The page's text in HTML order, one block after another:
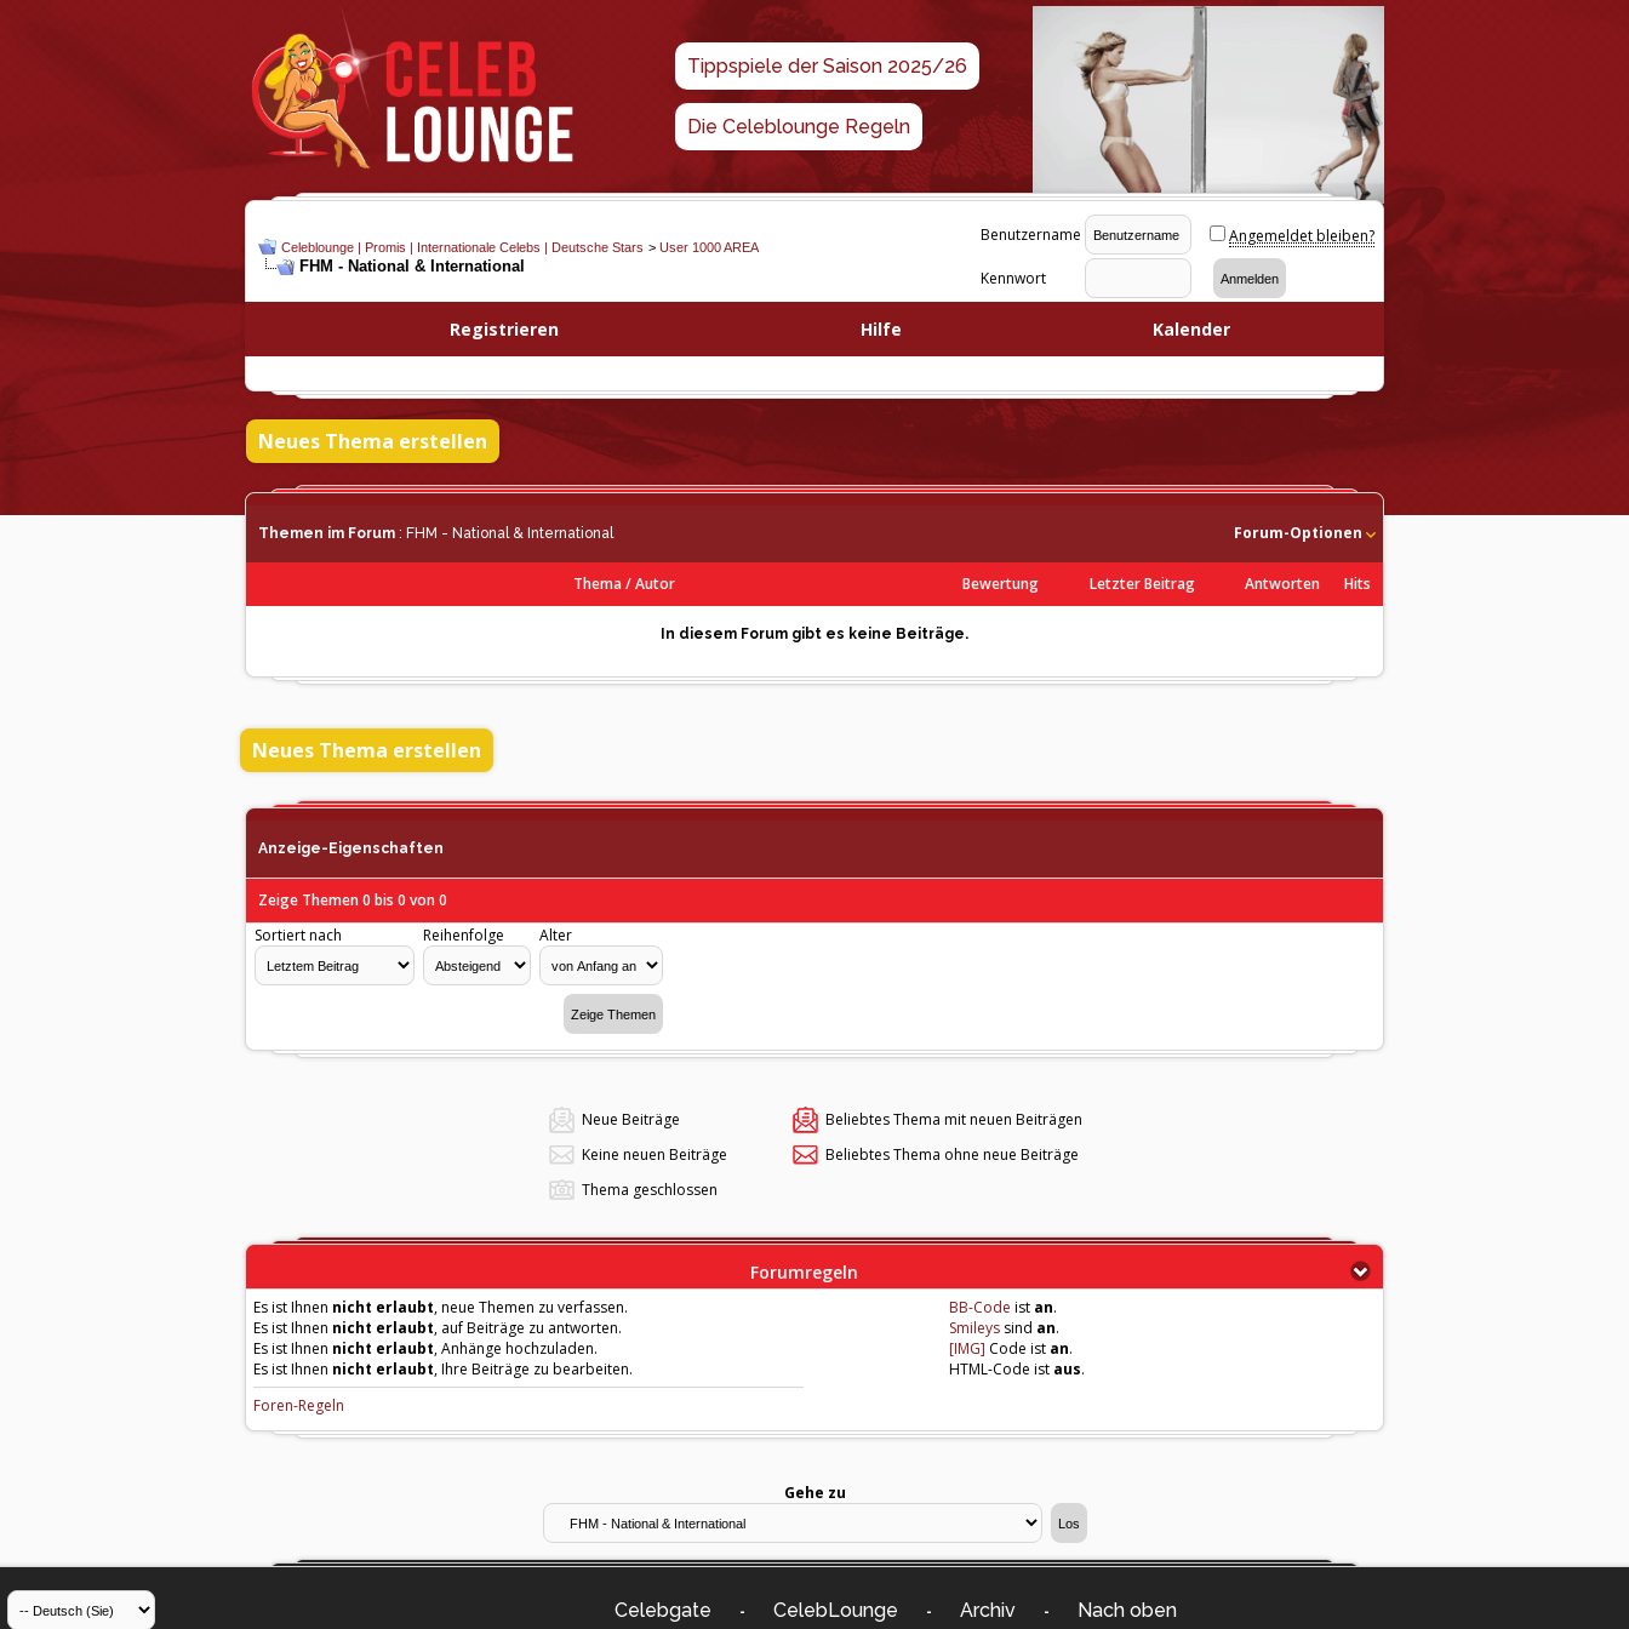
Tippspiele der Saison 2025/26
Die Celeblounge Regeln
Celeblounge | Promis | Internationale Celebs | Deutsche Stars > User 1000 AREA
FHM - National & International
Benutzername Angemeldet bleiben?
Kennwort
Registrieren Hilfe Kalender
Neues Thema erstellen
Themen im Forum : FHM - National & International Forum-Optionen
Bewertung
Thema/Autor Letzter Beitrag Antworten Hits
In diesem Forum gibt es keine Beiträge.
Neues Thema erstellen
Anzeige-Eigenschaften
Zeige Themen 0 bis 0 von 0
Sortiert nach
Reihenfolge Alter
Neue Beiträge
Beliebtes Thema mit neuen Beiträgen
Keine neuen Beiträge
Beliebtes Thema ohne neue Beiträge
Thema geschlossen
Forumregeln
Es ist Ihnen nicht erlaubt, neue Themen zu verfassen.
Es ist Ihnen nicht erlaubt, auf Beiträge zu antworten.
Es ist Ihnen nicht erlaubt, Anhänge hochzuladen.
Es ist Ihnen nicht erlaubt, Ihre Beiträge zu bearbeiten.
Foren-Regeln
BB-Code ist an.
Smileys sind an.
[IMG] Code ist an.
HTML-Code ist aus.
Gehe zu
Celebgate - CelebLounge - Archiv - Nach oben